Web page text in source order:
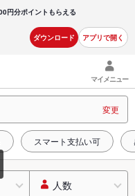
円分ポイントもらえる
ダウンロード アプリで開く
マイメニュー
変更
スマート支払い可
人数